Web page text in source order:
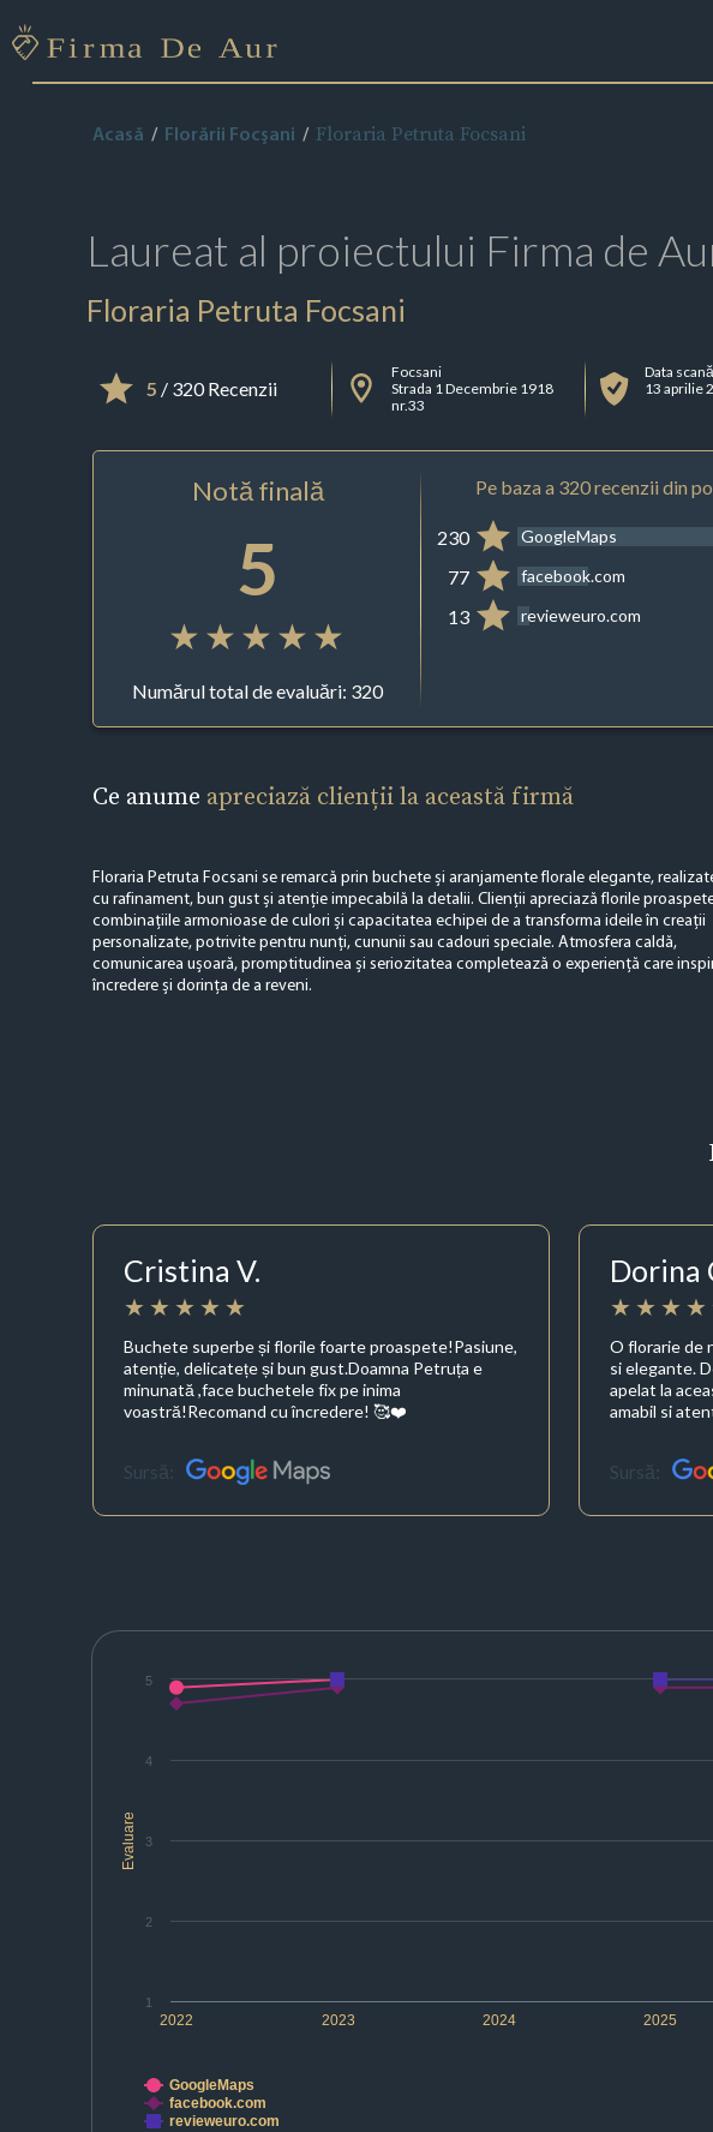
Acasă Florării Focşani Floraria Petruta Focsani
Laureat al proiectului Firma de
Floraria Petruta Focsani
5 / 320 Recenzii
Focsani
Strada 1 Decembrie 1918
nr.33
Data
13 aprilie
Notă finală
5
Numărul total de evaluări: 320
Pe baza a 320 recenzii din
230 GoogleMaps
77 facebook.com
13 revieweuro.com
Ce anume apreciază clienții la această firmă
Floraria Petruta Focsani se remarcă prin buchete și aranjamente florale elegante,
cu rafinament, bun gust și atenție impecabilă la detalii. Clienții apreciază florile
combinațiile armonioase de culori și capacitatea echipei de a transforma ideile în creații
personalizate, potrivite pentru nunți, cununii sau cadouri speciale. Atmosfera caldă,
comunicarea ușoară, promptitudinea și seriozitatea completează o experiență care
încredere și dorința de a reveni.
Cristina V.
Buchete superbe și florile foarte proaspete!Pasiune,
atenție, delicatețe și bun gust.Doamna Petruța e
minunată ,face buchetele fix pe inima
voastră!Recomand cu încredere! 🥰❤️
Sursă:
Dorina
O florarie de
si elegante.
apelat la
amabil si
Sursă:
Evaluare
2022 2023 2024 2025
1
2
3
4
5
GoogleMaps
facebook.com
revieweuro.com